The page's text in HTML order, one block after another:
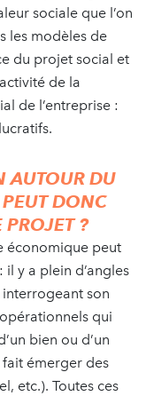
sociale que l’on
les modèles de
du projet social et
de la
de l’entreprise :
AUTOUR DU
DONC
PROJET ?
économique peut
y a plein d’angles
interrogeant son
qui
bien ou d’un
fait émerger des
etc.). Toutes ces